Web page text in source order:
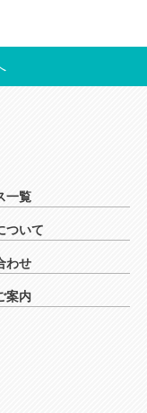
一覧
ついて
わせ
案内